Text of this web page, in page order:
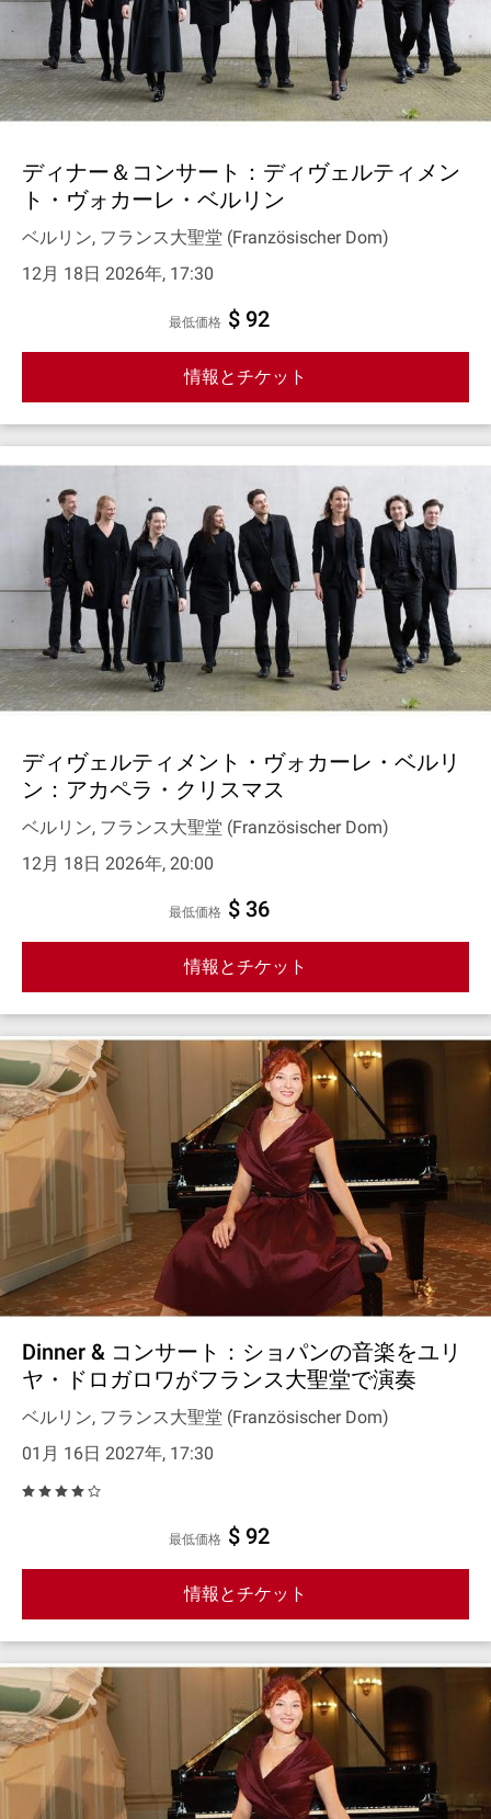
ディナー＆コンサート：ディヴェルティメン
ト・ヴォカーレ・ベルリン
ベルリン, フランス大聖堂 (Französischer Dom)
12月 18日 2026年, 17:30
最低価格 $ 92
情報とチケット
ディヴェルティメント・ヴォカーレ・ベルリ
ン：アカペラ・クリスマス
ベルリン, フランス大聖堂 (Französischer Dom)
12月 18日 2026年, 20:00
最低価格 $ 36
情報とチケット
Dinner & コンサート：ショパンの音楽をユリ
ヤ・ドロガロワがフランス大聖堂で演奏
ベルリン, フランス大聖堂 (Französischer Dom)
01月 16日 2027年, 17:30
最低価格 $ 92
情報とチケット